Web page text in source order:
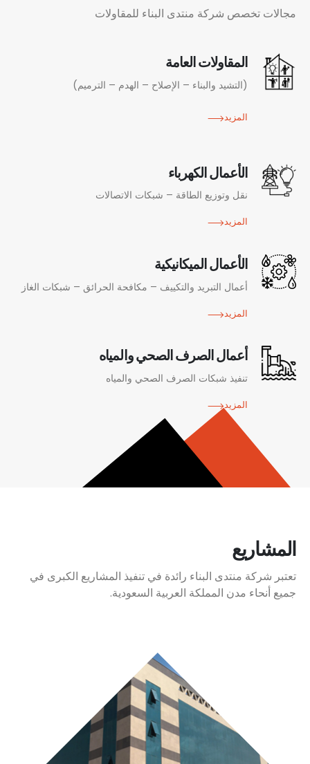
مجالات تخصص شركة منتدى البناء للمقاولات
المقاولات العامة
(التشيد والبناء – الإصلاح – الهدم – الترميم)
المزيد
الأعمال الكهرباء
نقل وتوزيع الطاقة – شبكات الاتصالات
المزيد
الأعمال الميكانيكية
أعمال التبريد والتكييف – مكافحة الحرائق – شبكات الغاز
المزيد
أعمال الصرف الصحي والمياه
تنفيذ شبكات الصرف الصحي والمياه
المزيد
المشاريع
تعتبر شركة منتدى البناء رائدة في تنفيذ المشاريع الكبرى في
جميع أنحاء مدن المملكة العربية السعودية.